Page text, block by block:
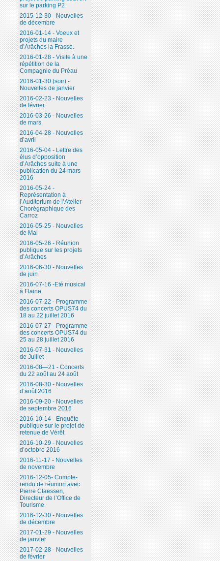
sur le parking P2
2015-12-30 - Nouvelles
de décembre
2016-01-14 - Voeux et
projets du maire
d’Arâches la Frasse.
2016-01-28 - Visite à une
répétition de la
Compagnie du Préau
2016-01-30 (soir) -
Nouvelles de janvier
2016-02-23 - Nouvelles
de février
2016-03-26 - Nouvelles
de mars
2016-04-28 - Nouvelles
d’avril
2016-05-04 - Lettre des
élus d’opposition
d’Arâches suite à une
publication du 24 mars
2016
2016-05-24 -
Représentation à
l’Auditorium de l’Atelier
Chorégraphique des
Carroz
2016-05-25 - Nouvelles
de Mai
2016-05-26 - Réunion
publique sur les projets
d’Arâches
2016-06-30 - Nouvelles
de juin
2016-07-16 -Eté musical
à Flaine
2016-07-22 - Programme
des concerts OPUS74 du
18 au 22 juillet 2016
2016-07-27 - Programme
des concerts OPUS74 du
25 au 28 juillet 2016
2016-07-31 - Nouvelles
de Juillet
2016-08—21 - Concerts
du 22 août au 24 août
2016-08-30 - Nouvelles
d’août 2016
2016-09-20 - Nouvelles
de septembre 2016
2016-10-14 - Enquête
publique sur le projet de
retenue de Vérêt
2016-10-29 - Nouvelles
d’octobre 2016
2016-11-17 - Nouvelles
de novembre
2016-12-05- Compte-
rendu de réunion avec
Pierre Claessen,
Directeur de l’Office de
Tourisme.
2016-12-30 - Nouvelles
de décembre
2017-01-29 - Nouvelles
de janvier
2017-02-28 - Nouvelles
de février